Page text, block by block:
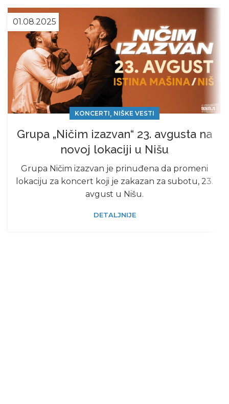
01.08.2025
KONCERTI, NIŠKE VESTI
Grupa „Ničim izazvan“ 23. avgusta na
novoj lokaciji u Nišu
Grupa Ničim izazvan je prinuđena da promeni
lokaciju za koncert koji je zakazan za subotu, 23.
avgust u Nišu.
DETALJNIJE